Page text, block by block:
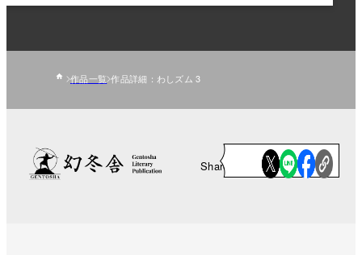
作品一覧 作品詳細：わしズム 3
Share